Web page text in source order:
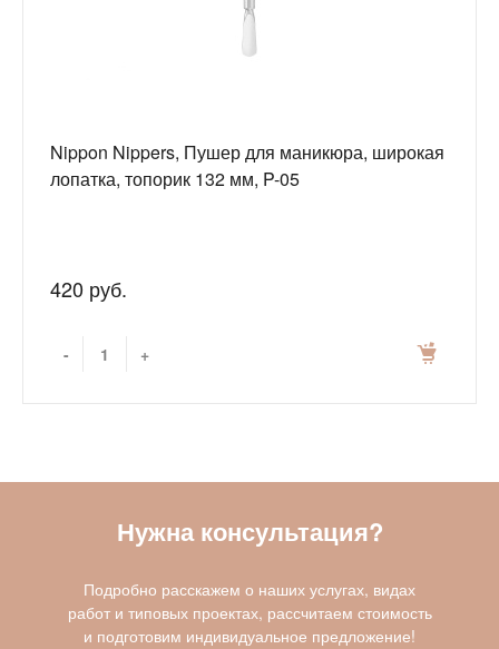
Nippon Nippers, Пушер для маникюра, широкая
лопатка, топорик 132 мм, P-05
420 руб.
- +
Нужна консультация?
Подробно расскажем о наших услугах, видах
работ и типовых проектах, рассчитаем стоимость
и подготовим индивидуальное предложение!